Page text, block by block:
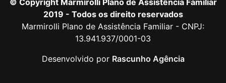
© Copyright Marmirolli Plano de Assistência Familiar
2019 - Todos os direito reservados
Marmirolli Plano de Assistência Familiar - CNPJ:
13.941.937/0001-03
Desenvolvido por Rascunho Agência